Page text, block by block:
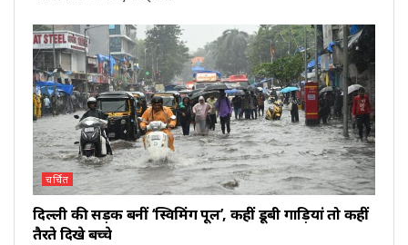
चर्चित
दिल्ली की सड़कें बनीं ‘स्विमिंग पूल’, कहीं डूबी गाड़ियां तो कहीं
तैरते दिखे बच्चे